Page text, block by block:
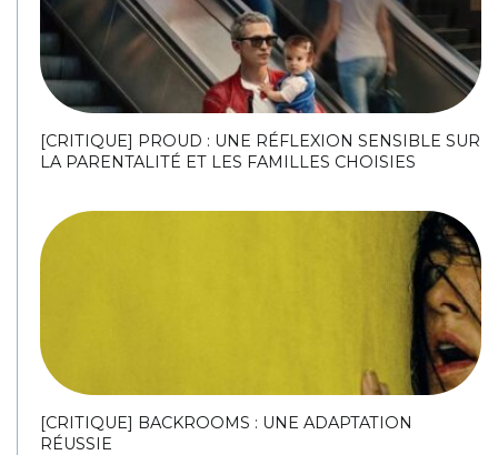
[CRITIQUE] PROUD : UNE RÉFLEXION SENSIBLE SUR
LA PARENTALITÉ ET LES FAMILLES CHOISIES
[CRITIQUE] BACKROOMS : UNE ADAPTATION
RÉUSSIE